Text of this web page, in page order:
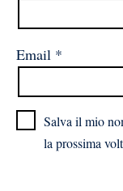
Email *
Salva il mio
la prossima